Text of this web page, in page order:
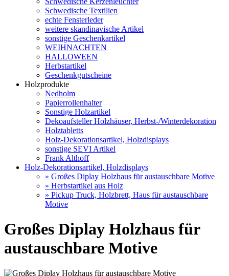
Schwedische Textilien
echte Fensterleder
weitere skandinavische Artikel
sonstige Geschenkartikel
WEIHNACHTEN
HALLOWEEN
Herbstartikel
Geschenkgutscheine
Holzprodukte
Nedholm
Papierrollenhalter
Sonstige Holzartikel
Dekoaufsteller Holzhäuser, Herbst-/Winterdekoration
Holztabletts
Holz-Dekorationsartikel, Holzdisplays
sonstige SEVI Artikel
Frank Althoff
Holz-Dekorationsartikel, Holzdisplays
» Großes Diplay Holzhaus für austauschbare Motive
» Herbstartikel aus Holz
» Pickup Truck, Holzbrett, Haus für austauschbare
Motive
Großes Diplay Holzhaus für
austauschbare Motive